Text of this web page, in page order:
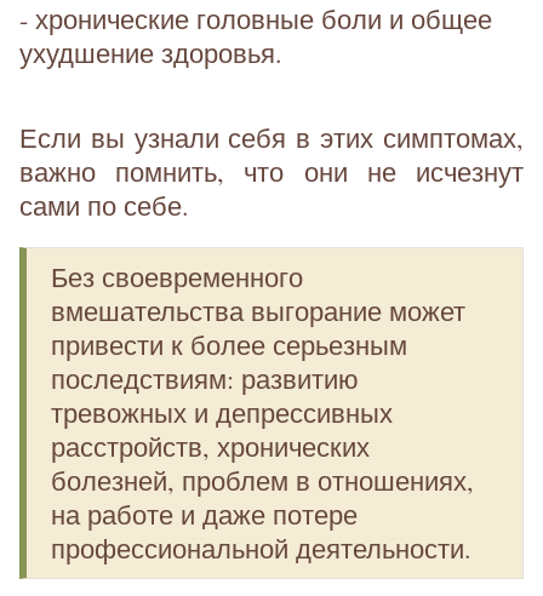
- хронические головные боли и общее
ухудшение здоровья.
Если вы узнали себя в этих симптомах,
важно помнить, что они не исчезнут
сами по себе.
Без своевременного
вмешательства выгорание может
привести к более серьезным
последствиям: развитию
тревожных и депрессивных
расстройств, хронических
болезней, проблем в отношениях,
на работе и даже потере
профессиональной деятельности.